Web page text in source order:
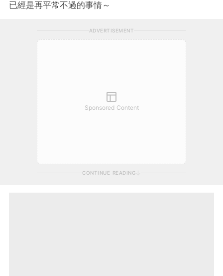
已經是再平常不過的事情～
ADVERTISEMENT
Sponsored Content
CONTINUE READING